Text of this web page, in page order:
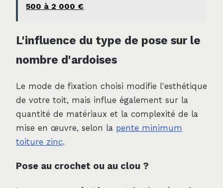
500 à 2 000 €
L'influence du type de pose sur le
nombre d'ardoises
Le mode de fixation choisi modifie l'esthétique
de votre toit, mais influe également sur la
quantité de matériaux et la complexité de la
mise en œuvre, selon la pente minimum
toiture zinc.
Pose au crochet ou au clou ?